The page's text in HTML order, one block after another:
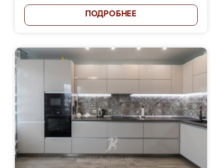
ПОДРОБНЕЕ